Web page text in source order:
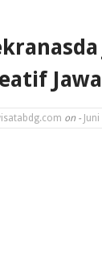
on -